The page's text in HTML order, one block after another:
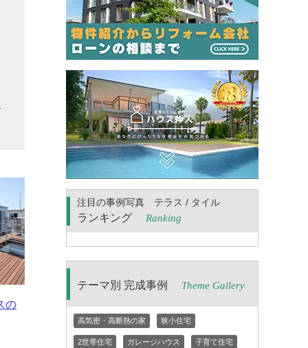
の
注目の事例写真 テラス / タイル
ランキング Ranking
テーマ別 完成事例 Theme Gallery
高気密・高断熱の家 狭小住宅
2世帯住宅 ガレージハウス 子育て住宅